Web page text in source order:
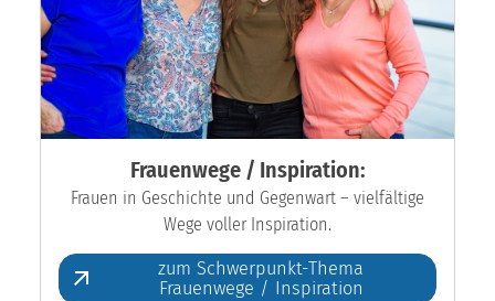
Frauenwege / Inspiration:
Frauen in Geschichte und Gegenwart – vielfältige
Wege voller Inspiration.
zum Schwerpunkt-Thema
Frauenwege / Inspiration